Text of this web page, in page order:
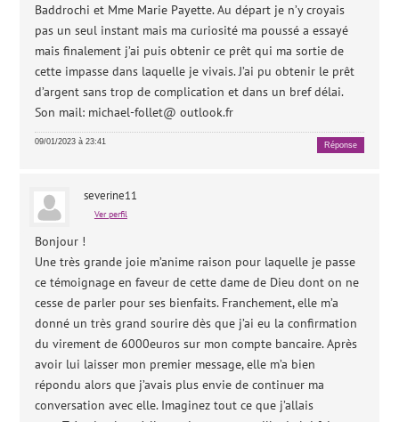
Baddrochi et Mme Marie Payette. Au départ je n’y croyais
pas un seul instant mais ma curiosité ma poussé a essayé
mais finalement j’ai puis obtenir ce prêt qui ma sortie de
cette impasse dans laquelle je vivais. J’ai pu obtenir le prêt
d’argent sans trop de complication et dans un bref délai.
Son mail: michael-follet@ outlook.fr
09/01/2023 à 23:41 Réponse
severine11
Ver perfil
Bonjour !
Une très grande joie m’anime raison pour laquelle je passe
ce témoignage en faveur de cette dame de Dieu dont on ne
cesse de parler pour ses bienfaits. Franchement, elle m’a
donné un très grand sourire dès que j’ai eu la confirmation
du virement de 6000euros sur mon compte bancaire. Après
avoir lui laisser mon premier message, elle m’a bien
répondu alors que j’avais plus envie de continuer ma
conversation avec elle. Imaginez tout ce que j’allais